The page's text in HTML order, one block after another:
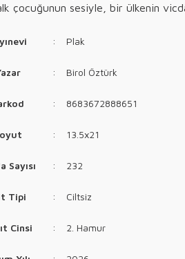
çocuğunun sesiyle, bir ülkenin
: Plak
: Birol Öztürk
: 8683672888651
: 13.5x21
Sayısı : 232
Tipi : Ciltsiz
Cinsi : 2. Hamur